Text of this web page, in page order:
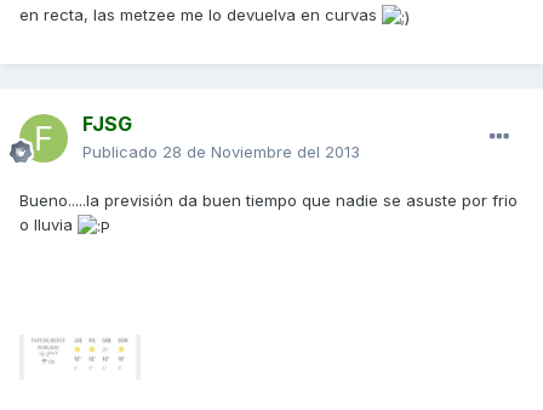
en recta, las metzee me lo devuelva en curvas
FJSG
Publicado 28 de Noviembre del 2013
Bueno.....la previsión da buen tiempo que nadie se asuste por frio
o lluvia